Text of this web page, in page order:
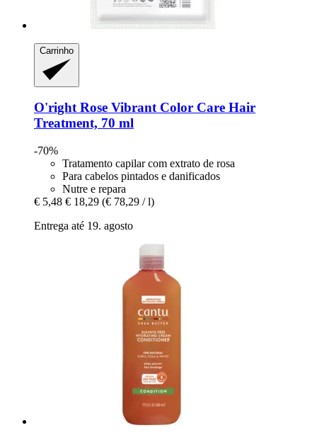
Carrinho
O'rightRose Vibrant Color Care Hair
Treatment, 70 ml
-70%
Tratamento capilar com extrato de rosa
Para cabelos pintados e danificados
Nutre e repara
€ 5,48 € 18,29 (€ 78,29 / l)
Entrega até 19. agosto